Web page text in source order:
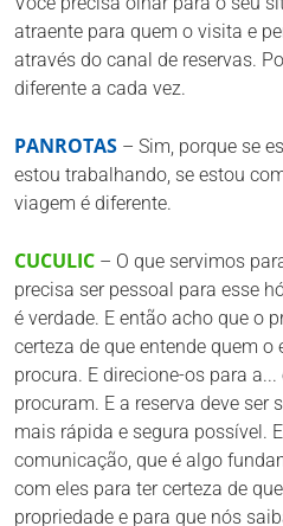
atraente para quem o visita e
através do canal de reservas.
diferente a cada vez.
PANROTAS – Sim, porque se
estou trabalhando, se estou
viagem é diferente.
CUCULIC – O que servimos
precisa ser pessoal para esse
é verdade. E então acho que o
certeza de que entende quem
procura. E direcione-os para
procuram. E a reserva deve ser
mais rápida e segura possível.
comunicação, que é algo
com eles para ter certeza de
propriedade e para que nós